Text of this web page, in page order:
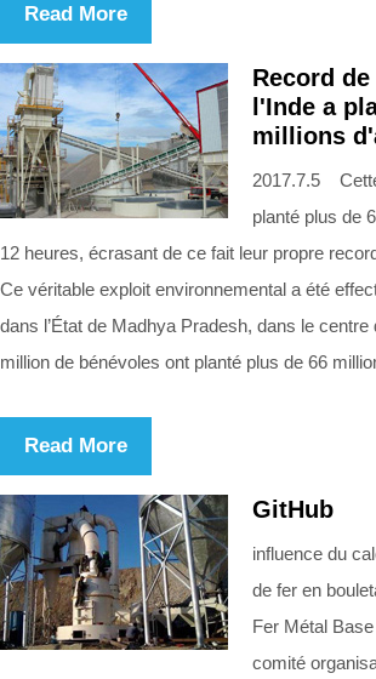
Read More
Record
l'Inde a
millions
2017.7.5
planté plus de
12 heures, écrasant de ce fait leur propre
Ce véritable exploit environnemental a été
dans l’État de Madhya Pradesh, dans le centre
million de bénévoles ont planté plus de 66
Read More
GitHub
influence du
de fer en
Fer Métal
comité